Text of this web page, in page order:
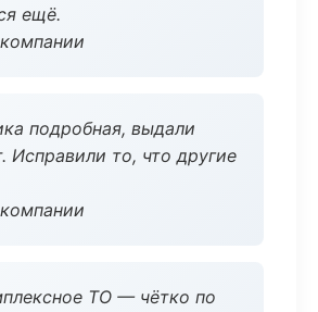
ещё.
подробная, выдали
Исправили то, что другие
ТО — чётко по